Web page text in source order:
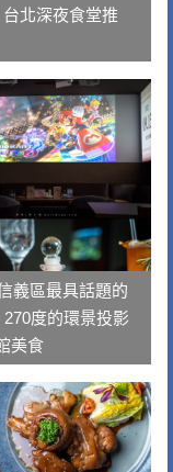
北深夜食堂推
義區最具話題的
度的環景投影
美食